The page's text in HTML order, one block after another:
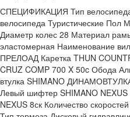
СПЕЦИФИКАЦИЯ Тип
велосипеда Туристические Пол
Диаметр колес 28 Материал
эластомерная Наименование
ПРЕЛОАД Каретка THUN
CRUZ COMP 700 X 50c Обода
втулка SHIMANO
Левый шифтер SHIMANO
NEXUS 8ск Количество